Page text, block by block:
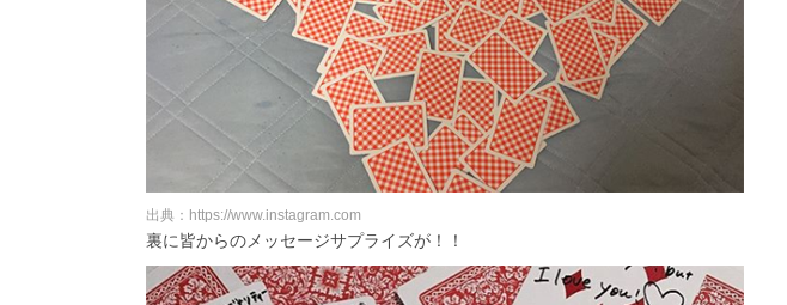
出典：https://www.instagram.com
裏に皆からのメッセージサプライズが！！